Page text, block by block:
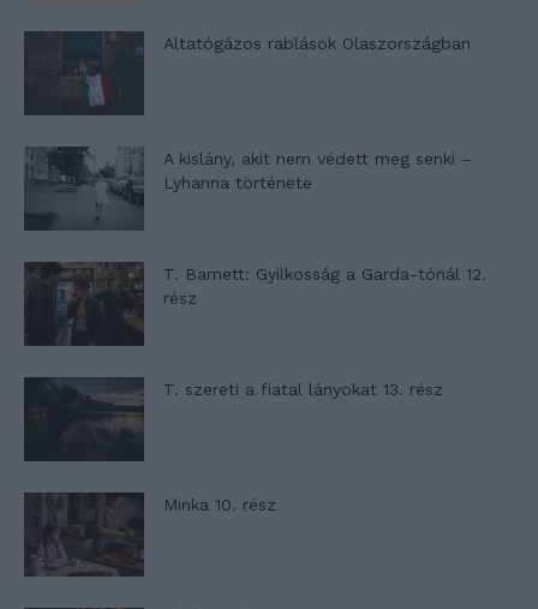
Altatógázos rablások Olaszországban
A kislány, akit nem védett meg senki –
Lyhanna története
T. Barnett: Gyilkosság a Garda-tónál 12.
rész
T. szereti a fiatal lányokat 13. rész
Minka 10. rész